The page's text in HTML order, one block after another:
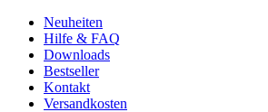
Neuheiten
Hilfe & FAQ
Downloads
Bestseller
Kontakt
Versandkosten